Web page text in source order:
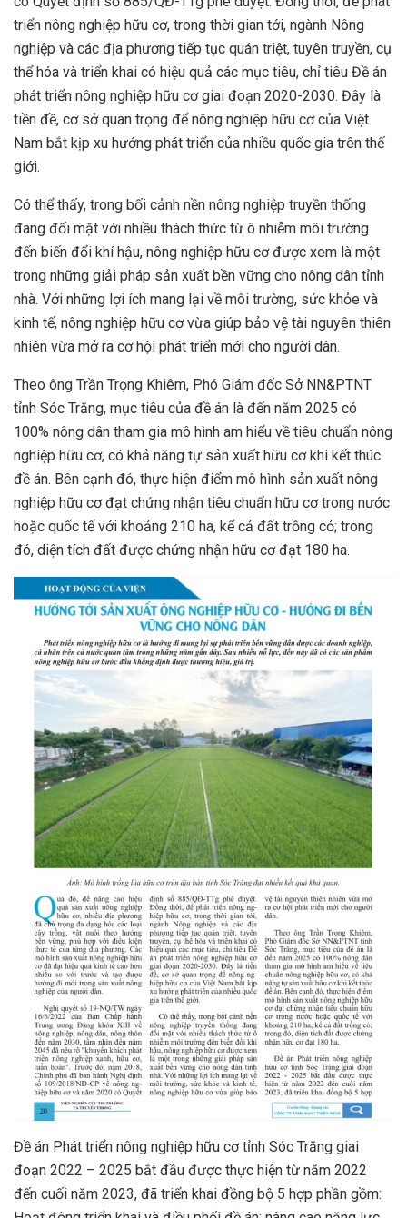
triển nông nghiệp hữu cơ, trong thời gian tới, ngành Nông
nghiệp và các địa phương tiếp tục quán triệt, tuyên truyền, cụ
thể hóa và triển khai có hiệu quả các mục tiêu, chỉ tiêu Đề án
phát triển nông nghiệp hữu cơ giai đoạn 2020-2030. Đây là
tiền đề, cơ sở quan trọng để nông nghiệp hữu cơ của Việt
Nam bắt kịp xu hướng phát triển của nhiều quốc gia trên thế
giới.
Có thể thấy, trong bối cảnh nền nông nghiệp truyền thống
đang đối mặt với nhiều thách thức từ ô nhiễm môi trường
đến biến đổi khí hậu, nông nghiệp hữu cơ được xem là một
trong những giải pháp sản xuất bền vững cho nông dân tỉnh
nhà. Với những lợi ích mang lại về môi trường, sức khỏe và
kinh tế, nông nghiệp hữu cơ vừa giúp bảo vệ tài nguyên thiên
nhiên vừa mở ra cơ hội phát triển mới cho người dân.
Theo ông Trần Trọng Khiêm, Phó Giám đốc Sở NN&PTNT
tỉnh Sóc Trăng, mục tiêu của đề án là đến năm 2025 có
100% nông dân tham gia mô hình am hiểu về tiêu chuẩn nông
nghiệp hữu cơ, có khả năng tự sản xuất hữu cơ khi kết thúc
đề án. Bên cạnh đó, thực hiện điểm mô hình sản xuất nông
nghiệp hữu cơ đạt chứng nhận tiêu chuẩn hữu cơ trong nước
hoặc quốc tế với khoảng 210 ha, kể cả đất trồng cỏ; trong
đó, diện tích đất được chứng nhận hữu cơ đạt 180 ha.
Đề án Phát triển nông nghiệp hữu cơ tỉnh Sóc Trăng giai
đoạn 2022 – 2025 bắt đầu được thực hiện từ năm 2022
đến cuối năm 2023, đã triển khai đồng bộ 5 hợp phần gồm: